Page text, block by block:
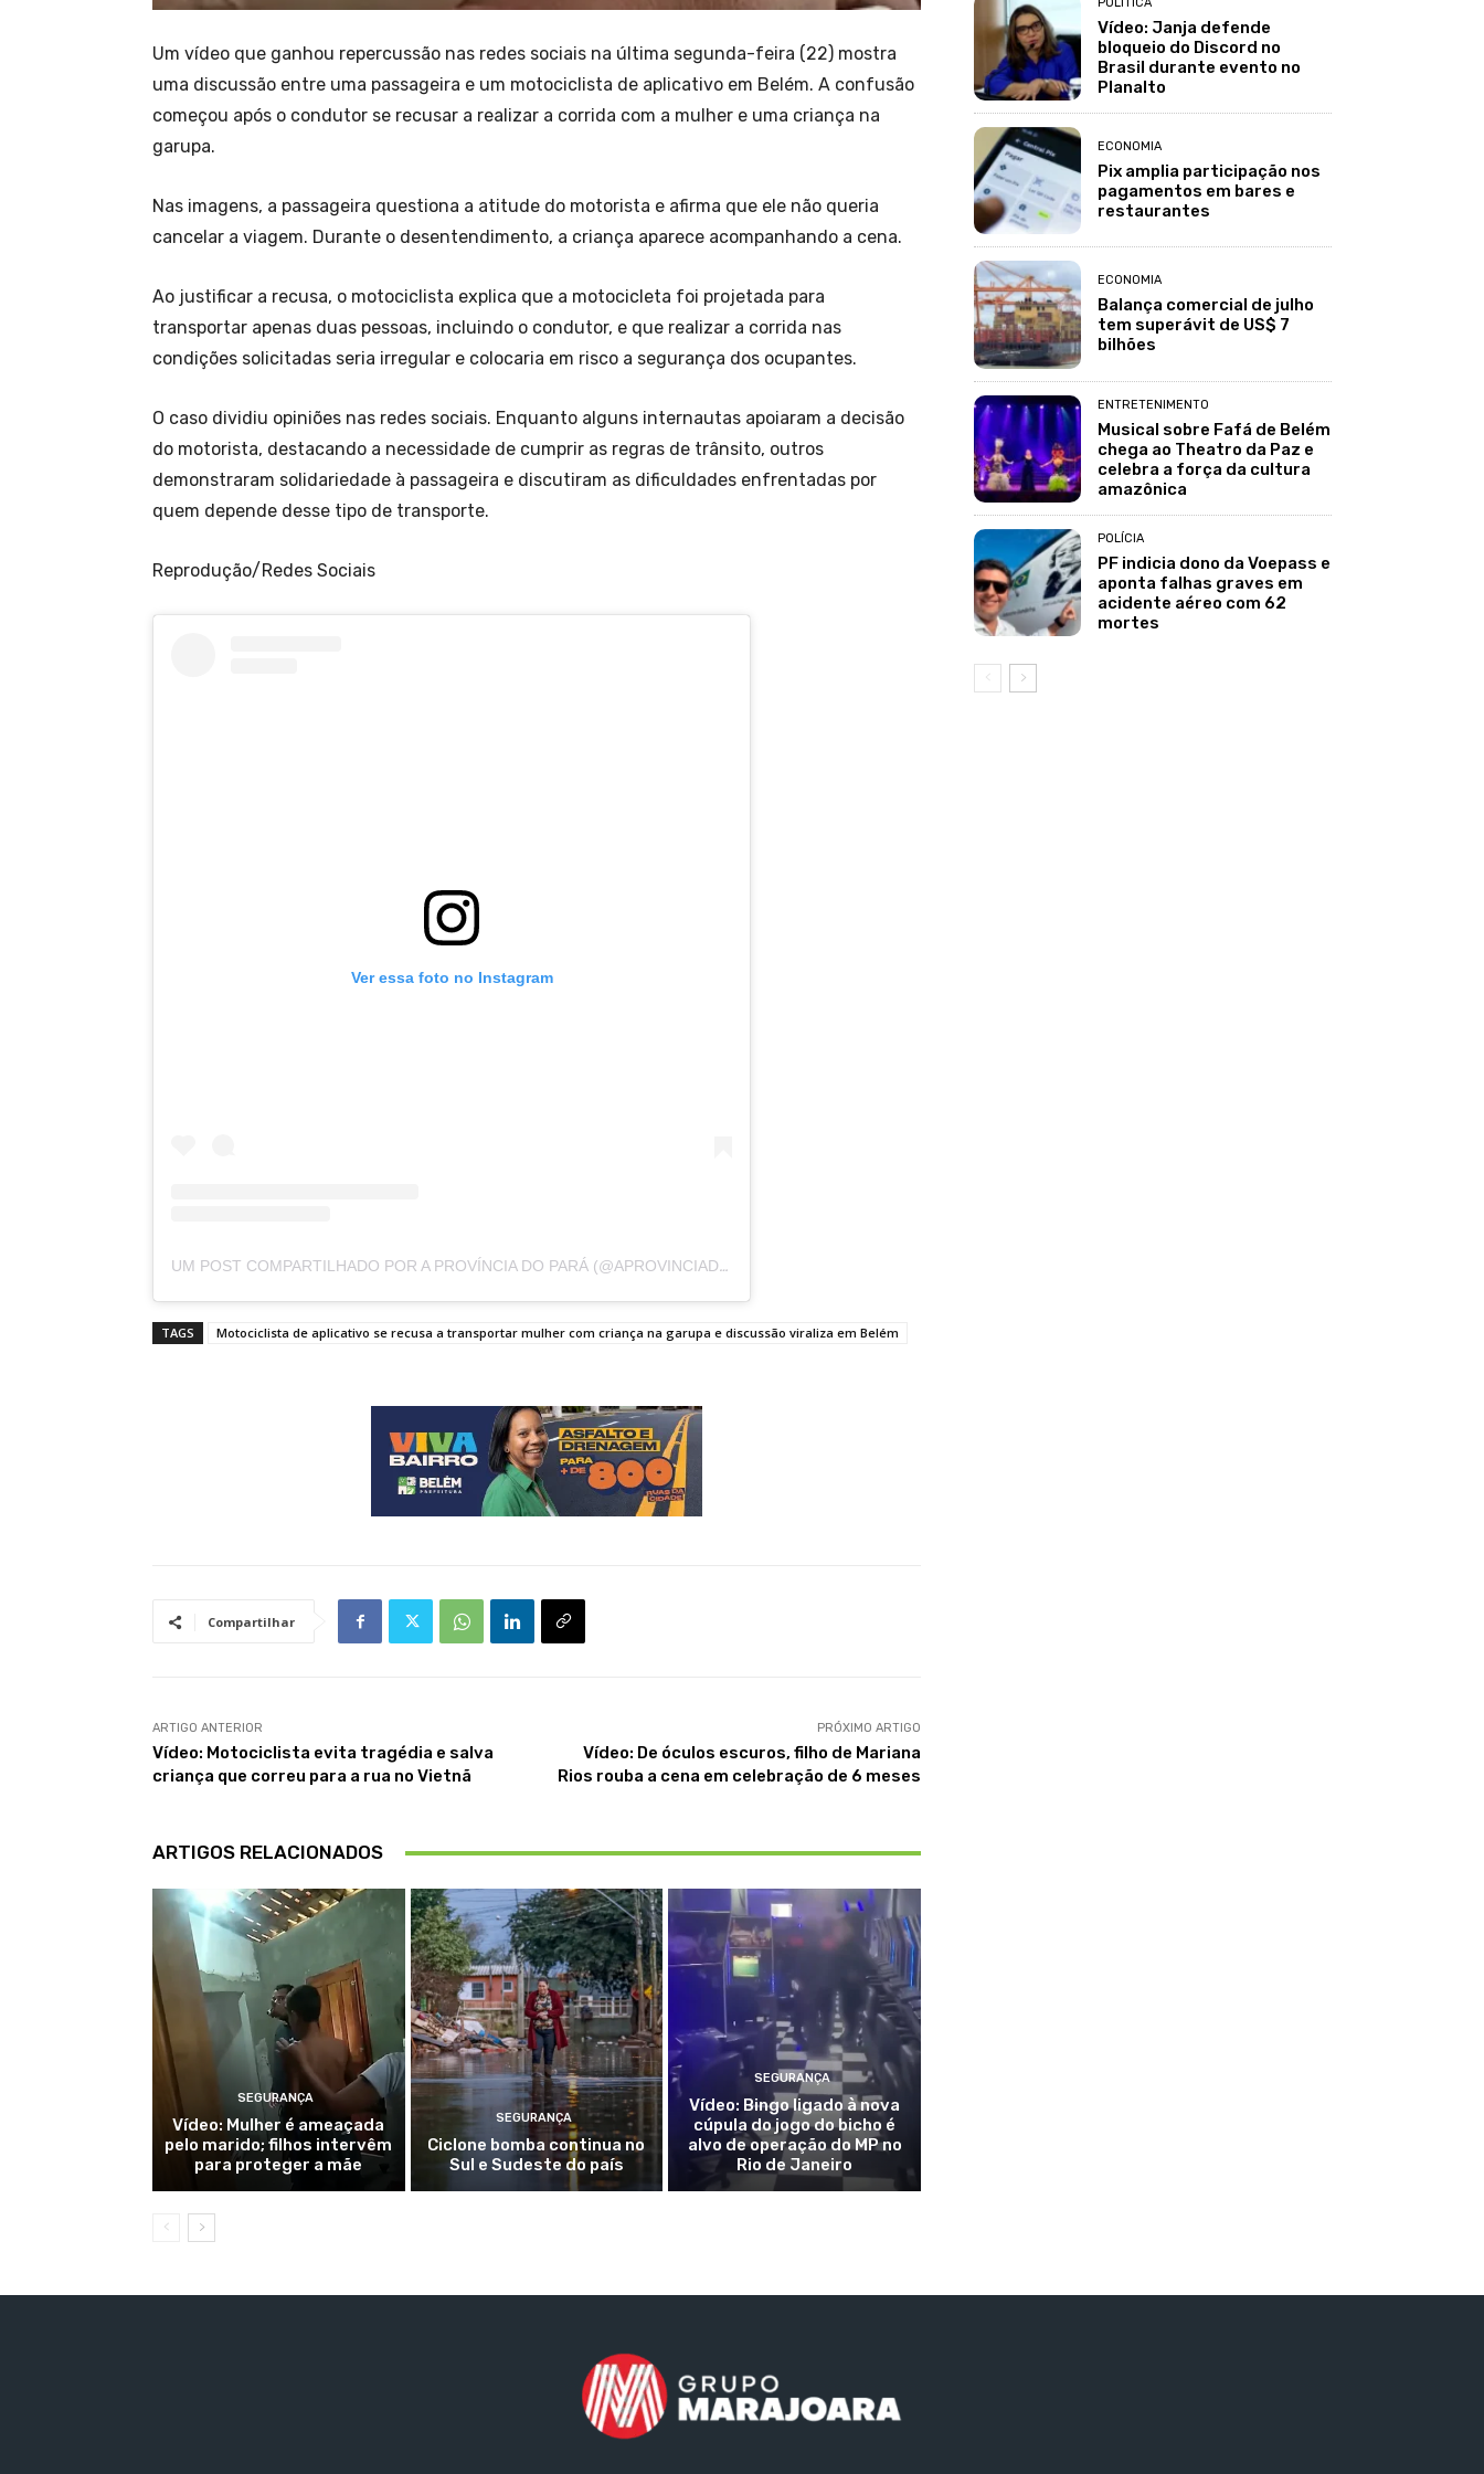
Um vídeo que ganhou repercussão nas redes sociais na última segunda-feira (22) mostra
uma discussão entre uma passageira e um motociclista de aplicativo em Belém. A confusão
começou após o condutor se recusar a realizar a corrida com a mulher e uma criança na
garupa.
Nas imagens, a passageira questiona a atitude do motorista e afirma que ele não queria
cancelar a viagem. Durante o desentendimento, a criança aparece acompanhando a cena.
Ao justificar a recusa, o motociclista explica que a motocicleta foi projetada para
transportar apenas duas pessoas, incluindo o condutor, e que realizar a corrida nas
condições solicitadas seria irregular e colocaria em risco a segurança dos ocupantes.
O caso dividiu opiniões nas redes sociais. Enquanto alguns internautas apoiaram a decisão
do motorista, destacando a necessidade de cumprir as regras de trânsito, outros
demonstraram solidariedade à passageira e discutiram as dificuldades enfrentadas por
quem depende desse tipo de transporte.
Reprodução/Redes Sociais
Ver essa foto no Instagram
UM POST COMPARTILHADO POR A PROVÍNCIA DO PARÁ (@APROVINCIADOPARA)
TAGS Motociclista de aplicativo se recusa a transportar mulher com criança na garupa e discussão viraliza em Belém
Compartilhar
ARTIGO ANTERIOR
Vídeo: Motociclista evita tragédia e salva
criança que correu para a rua no Vietnã
PRÓXIMO ARTIGO
Vídeo: De óculos escuros, filho de Mariana
Rios rouba a cena em celebração de 6 meses
ARTIGOS RELACIONADOS
SEGURANÇA
Vídeo: Mulher é ameaçada
pelo marido; filhos intervêm
para proteger a mãe
SEGURANÇA
Ciclone bomba continua no
Sul e Sudeste do país
SEGURANÇA
Vídeo: Bingo ligado à nova
cúpula do jogo do bicho é
alvo de operação do MP no
Rio de Janeiro
Vídeo: Janja defende
bloqueio do Discord no
Brasil durante evento no
Planalto
ECONOMIA
Pix amplia participação nos
pagamentos em bares e
restaurantes
ECONOMIA
Balança comercial de julho
tem superávit de US$ 7
bilhões
ENTRETENIMENTO
Musical sobre Fafá de Belém
chega ao Theatro da Paz e
celebra a força da cultura
amazônica
POLÍCIA
PF indicia dono da Voepass e
aponta falhas graves em
acidente aéreo com 62
mortes